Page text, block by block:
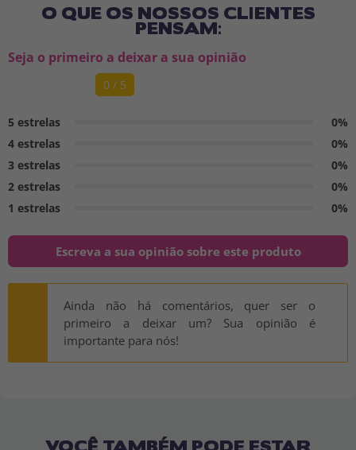
O QUE OS NOSSOS CLIENTES
PENSAM:
Seja o primeiro a deixar a sua opinião
0 / 5
5 estrelas
0%
4 estrelas
0%
3 estrelas
0%
2 estrelas
0%
1 estrelas
0%
Escreva a sua opinião sobre este produto
Ainda não há comentários, quer ser o
primeiro a deixar um? Sua opinião é
importante para nós!
VOCÊ TAMBÉM PODE ESTAR